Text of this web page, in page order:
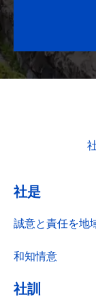
社是
誠意と責任を地
和知情意
社訓